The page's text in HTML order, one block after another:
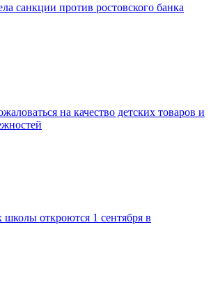
санкции против ростовского банка
на качество детских товаров и
откроются 1 сентября в